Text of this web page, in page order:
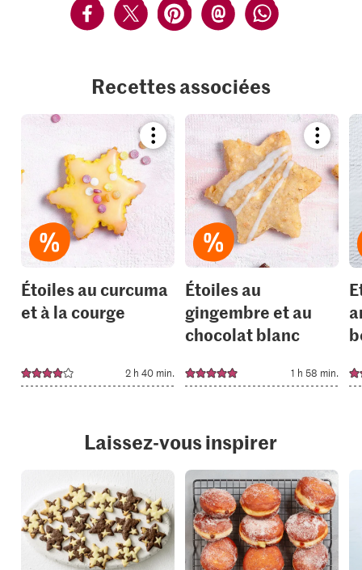
Recettes associées
Bookmark
recipe
add
your
collections.
Étoiles au curcuma
et à la courge
2 h 40 min.
recipe
or
add
it
your
Étoiles au
gingembre et au
chocolat blanc
1 h 58 min.
Laissez-vous inspirer